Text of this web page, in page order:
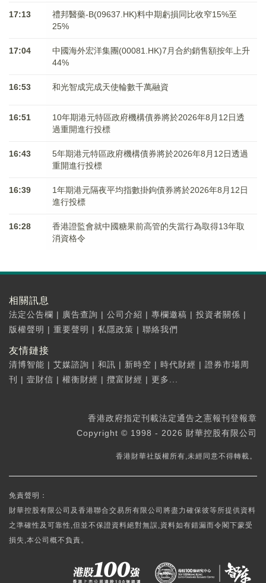
17:13
禮邦醫藥-B(09637.HK)料中期虧損同比收窄15%至
25%
17:04
中國海外宏洋集團(00081.HK)7月合約銷售額按年上升
44%
16:53 和光智成完成天使輪數千萬融資
16:51
10年期港元特區政府機構債券將於2026年8月12日透
過重開進行投標
16:43
5年期港元特區政府機構債券將於2026年8月12日透過
重開進行投標
16:39
1年期港元隔夜平均指數掛鉤債券將於2026年8月12日
進行投標
16:28
香港證監會就中國糖果前高管的失當行為取得13年取
消資格令
相關訊息
法定公告欄 | 廣告查詢 | 公司介紹 | 專欄邀稿 | 投資者關係 |
版權聲明 | 重要聲明 | 私隱政策 | 聯絡我們
友情鏈接
清博智能 | 艾媒諮詢 | 和訊 | 新時空 | 時代財經 | 證券市場周
刊
| 壹財信 | 權衡財經 | 攬富財經 | 更多...
香港政府指定刊載法定通告之憲報刊登報章
Copyright © 1998 - 2026 財華控股有限公司
香港財華社版權所有,未經同意不得轉載。
免責聲明：
財華控股有限公司及香港聯合交易所有限公司將盡力確保彼等所提供資料
之準確性及可靠性,但並不保證資料絕對無誤,資料如有錯漏而令閣下蒙受
損失,本公司概不負責。